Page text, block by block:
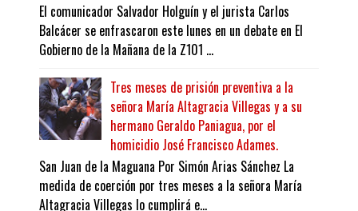
El comunicador Salvador Holguín y el jurista Carlos
Balcácer se enfrascaron este lunes en un debate en El
Gobierno de la Mañana de la Z101 ...
Tres meses de prisión preventiva a la
señora María Altagracia Villegas y a su
hermano Geraldo Paniagua, por el
homicidio José Francisco Adames.
San Juan de la Maguana Por Simón Arias Sánchez La
medida de coerción por tres meses a la señora María
Altagracia Villegas lo cumplirá e...